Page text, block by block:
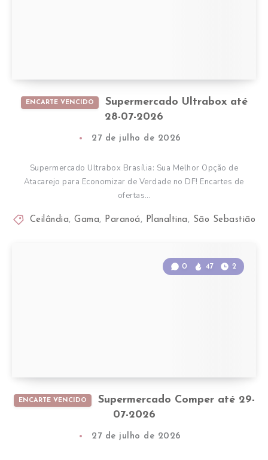
ENCARTE VENCIDO
Supermercado Ultrabox até
28-07-2026
27 de julho de 2026
Supermercado Ultrabox Brasília: Sua Melhor Opção de
Atacarejo para Economizar de Verdade no DF! Encartes de
ofertas…
Ceilândia, Gama, Paranoá, Planaltina, São Sebastião
ENCARTE VENCIDO
Supermercado Comper até 29-
07-2026
0 47 2
27 de julho de 2026